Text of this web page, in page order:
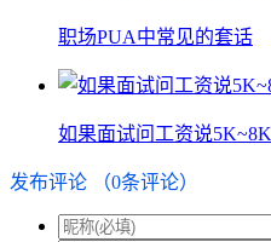
职场PUA中常见的套话
如果面试问工资说
发布评论 （0条评论）